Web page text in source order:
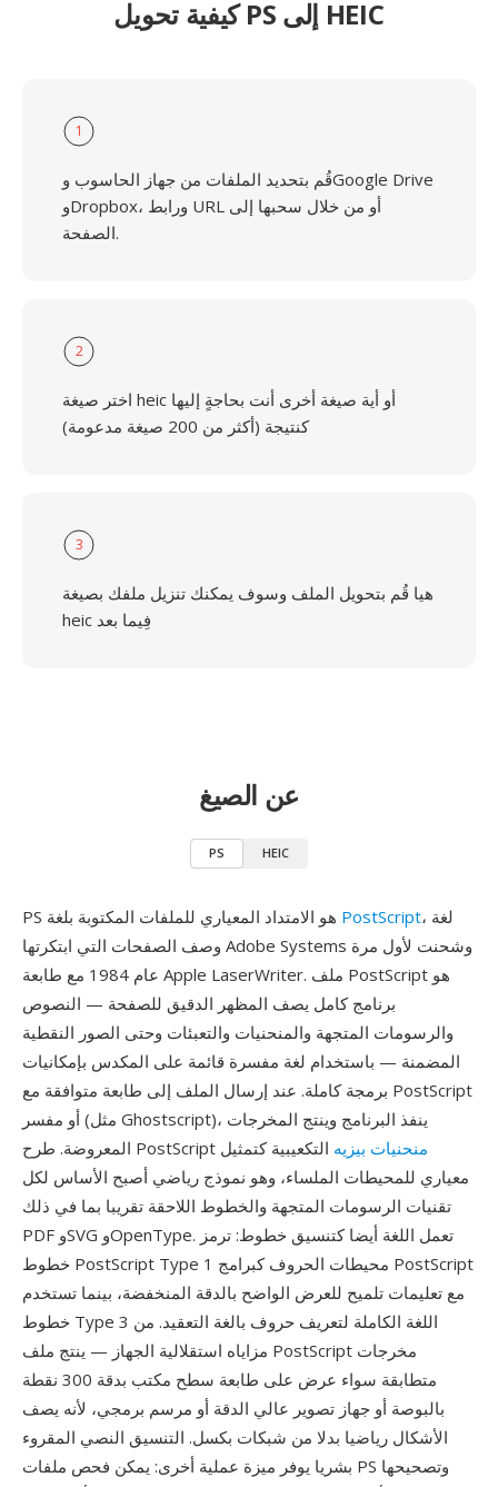
كيفية تحويل PS إلى HEIC
1
قُم بتحديد الملفات من جهاز الحاسوب وGoogle Drive
وDropbox، ورابط URL أو من خلال سحبها إلى
الصفحة.
2
اختر صيغة heic أو أية صيغة أخرى أنت بحاجةٍ إليها
كنتيجة (أكثر من 200 صيغة مدعومة)
3
هيا قُم بتحويل الملف وسوف يمكنك تنزيل ملفك بصيغة
heic فِيما بعد
عن الصيغ
PS HEIC
PostScript، لغة
وصف الصفحات التي ابتكرتها Adobe Systems وشحنت لأول مرة
عام 1984 مع طابعة Apple LaserWriter. ملف PostScript هو
برنامج كامل يصف المظهر الدقيق للصفحة — النصوص
والرسومات المتجهة والمنحنيات والتعبئات وحتى الصور النقطية
المضمنة — باستخدام لغة مفسرة قائمة على المكدس بإمكانيات
برمجة كاملة. عند إرسال الملف إلى طابعة متوافقة مع PostScript
أو مفسر (مثل Ghostscript)، ينفذ البرنامج وينتج المخرجات
المعروضة. طرح PostScript
منحنيات بيزيه التكعيبية كتمثيل
معياري للمحيطات الملساء، وهو نموذج رياضي أصبح الأساس لكل
تقنيات الرسومات المتجهة والخطوط اللاحقة تقريبا بما في ذلك
PDF وSVG وOpenType. تعمل اللغة أيضا كتنسيق خطوط: ترمز
خطوط PostScript Type 1 محيطات الحروف كبرامج PostScript
مع تعليمات تلميح للعرض الواضح بالدقة المنخفضة، بينما تستخدم
خطوط Type 3 اللغة الكاملة لتعريف حروف بالغة التعقيد. من
مزاياه استقلالية الجهاز — ينتج ملف PostScript مخرجات
متطابقة سواء عرض على طابعة سطح مكتب بدقة 300 نقطة
بالبوصة أو جهاز تصوير عالي الدقة أو مرسم برمجي، لأنه يصف
الأشكال رياضيا بدلا من شبكات بكسل. التنسيق النصي المقروء
بشريا يوفر ميزة عملية أخرى: يمكن فحص ملفات PS وتصحيحها